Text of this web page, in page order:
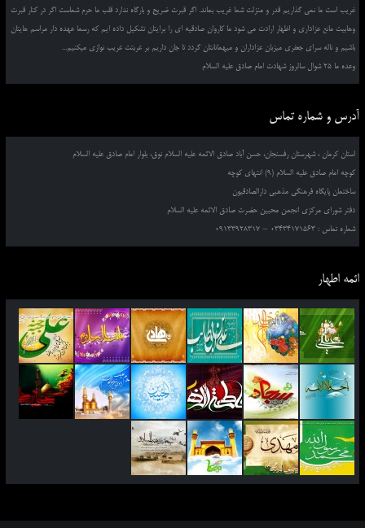
غریب است ما نمی گذاریم قدر و منزلت شما غریب بماند. اگر قبرت ضریح و بارگاه ندارد قلب ما حرم شماست اگر در کنار قبرت
وهابیت مانع عزاداری و اظهار ارادت می شود ما کاروان صادقیه ای را برایتان تشکیل داده ایم که رسما عهده دار مراسم هایتان
باشیم و ناله سرای جعفری میزبان عزاداران و میهمانانتان گردد تا جان داریم بر غربتت غریب نوازی میکنیم...
وعده ما 25 شوال سالروز شهادت امام صادق علیه السلام
آدرس و شماره تماس
استان کرمان ، شهرستان رفسنجان، حسن آباد صادق الائمه علیه السلام نوق، بلوار امام صادق علیه السلام
کوچه امام صادق علیه السلام (9) انتهای کوچه
ساختمان پایگاه فرهنگی مذهبی دارالصادقیون
دفتر شورای مرکزی انجمن محبین حضرت صادق الائمه علیه السلام
شماره تماس : 03434171563 – 09133928317
ائمه اطهار